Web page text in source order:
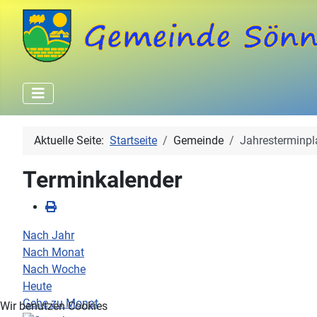
Aktuelle Seite: Startseite Gemeinde
Terminkalender
Nach Jahr
Nach Monat
Nach Woche
Heute
Gehe zu Monat
Wir benutzen Cookies